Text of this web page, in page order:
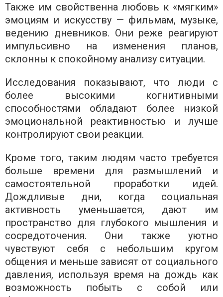
Также им свойственна любовь к «мягким»
эмоциям и искусству — фильмам, музыке,
ведению дневников. Они реже реагируют
импульсивно на изменения планов,
склонны к спокойному анализу ситуации.
Исследования показывают, что люди с
более высокими когнитивными
способностями обладают более низкой
эмоциональной реактивностью и лучше
контролируют свои реакции.
Кроме того, таким людям часто требуется
больше времени для размышлений и
самостоятельной проработки идей.
Дождливые дни, когда социальная
активность уменьшается, дают им
пространство для глубокого мышления и
сосредоточения. Они также уютно
чувствуют себя с небольшим кругом
общения и меньше зависят от социального
давления, используя время на дождь как
возможность побыть с собой или